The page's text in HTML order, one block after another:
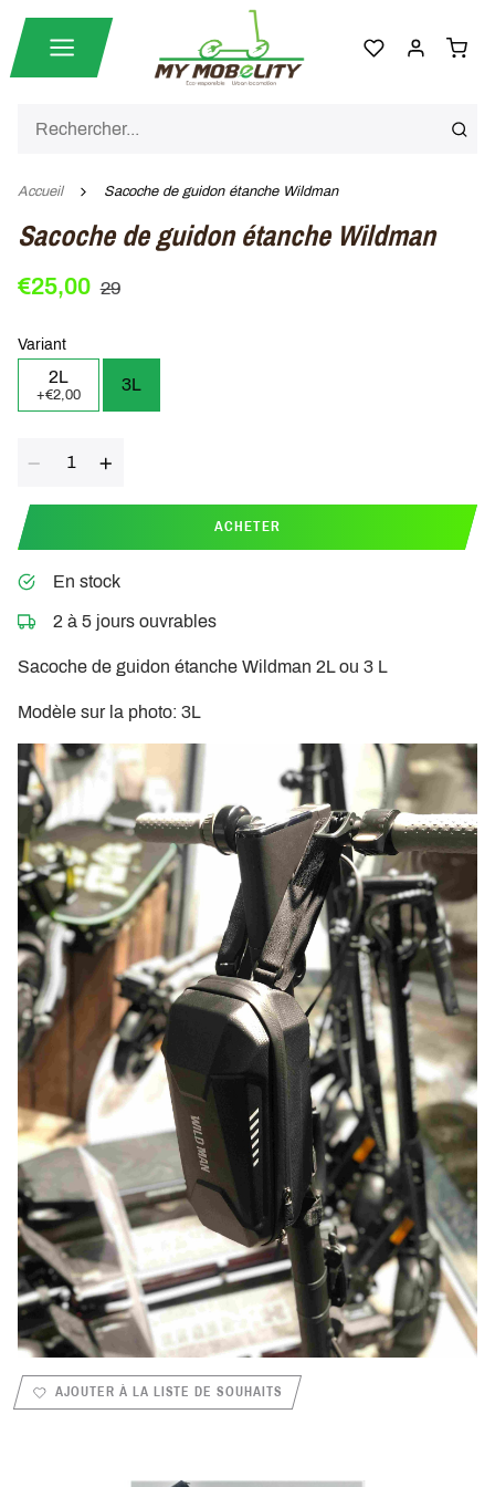
Accueil Sacoche de guidon étanche Wildman
Sacoche de guidon étanche Wildman
€25,00 29
Variant
2L
+€2,00
3L
ACHETER
En stock
2 à 5 jours ouvrables
Sacoche de guidon étanche Wildman 2L ou 3 L
Modèle sur la photo: 3L
AJOUTER À LA LISTE DE SOUHAITS